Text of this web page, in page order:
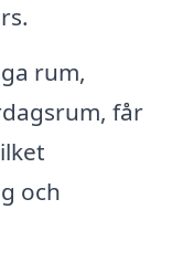
rum,
får
och